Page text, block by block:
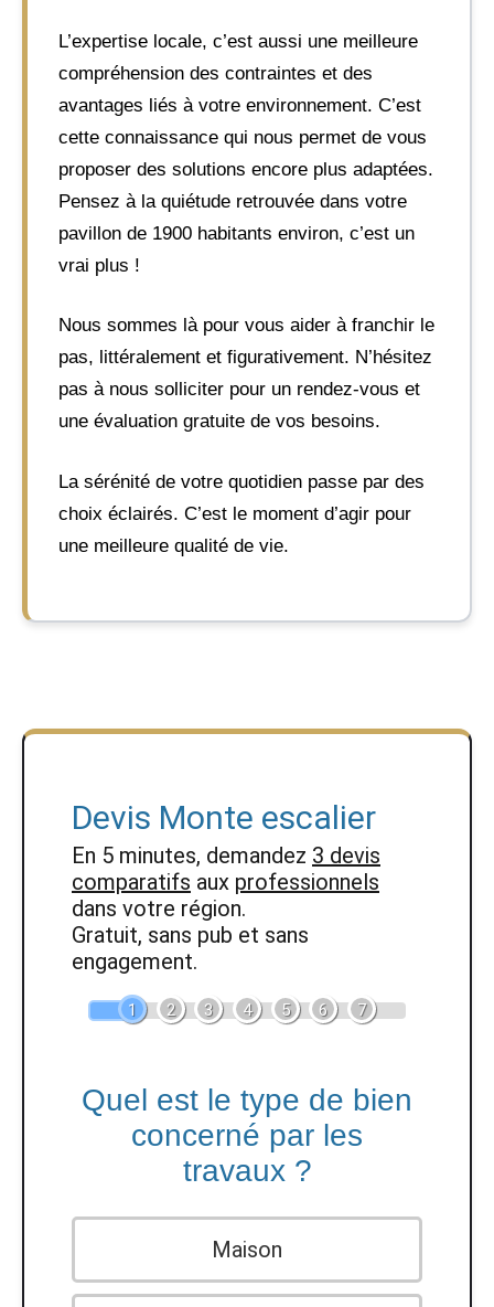
L’expertise locale, c’est aussi une meilleure
compréhension des contraintes et des
avantages liés à votre environnement. C’est
cette connaissance qui nous permet de vous
proposer des solutions encore plus adaptées.
Pensez à la quiétude retrouvée dans votre
pavillon de 1900 habitants environ, c’est un
vrai plus !
Nous sommes là pour vous aider à franchir le
pas, littéralement et figurativement. N’hésitez
pas à nous solliciter pour un rendez-vous et
une évaluation gratuite de vos besoins.
La sérénité de votre quotidien passe par des
choix éclairés. C’est le moment d’agir pour
une meilleure qualité de vie.
Devis Monte escalier
En 5 minutes, demandez 3 devis
comparatifs aux professionnels
dans votre région.
Gratuit, sans pub et sans
engagement.
1 2 3 4 5 6 7
Quel est le type de bien
concerné par les
travaux ?
Maison